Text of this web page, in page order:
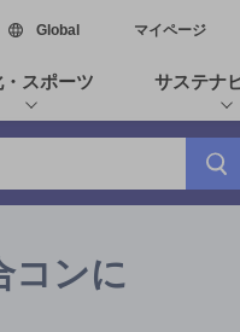
Global新しいウィンドウで開く
マイページ
スポーツ サステナ
コンに